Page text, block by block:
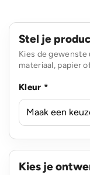
Stel je
Kies de gewenste
materiaal, papier
Kleur *
Kies je